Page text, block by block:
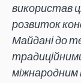
використав
розвиток
Майдані до
міжнародним